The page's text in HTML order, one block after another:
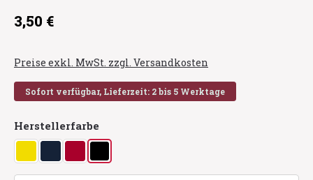
Regulärer Preis:
3,50 €
Preise exkl. MwSt. zzgl. Versandkosten
Sofort verfügbar, Lieferzeit: 2 bis 5 Werktage
Herstellerfarbe
gelb marine
rot schwarz